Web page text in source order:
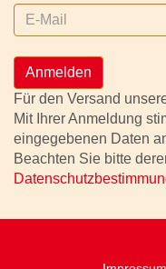
Anmelden
Für den Versand
Mit Ihrer Anmeldung
eingegebenen Daten
Beachten Sie bitte